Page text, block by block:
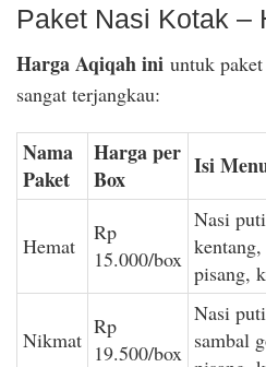
Paket Nasi Kotak –
Harga Aqiqah ini untuk
sangat terjangkau:
Nama
Paket
Harga per
Box
Isi
Hemat
Rp
15.000/box
Nasi
pisang,
Nikmat
Rp
19.500/box
Nasi
sambal